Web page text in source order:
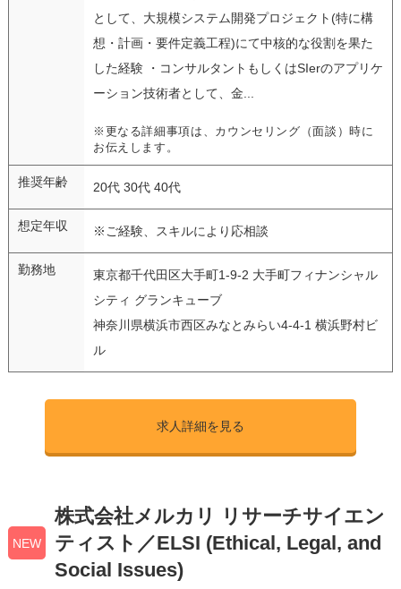
として、大規模システム開発プロジェクト(特に構
想・計画・要件定義工程)にて中核的な役割を果た
した経験 ・コンサルタントもしくはSIerのアプリケ
ーション技術者として、金...
※更なる詳細事項は、カウンセリング（面談）時に
お伝えします。
推奨年齢 20代 30代 40代
想定年収 ※ご経験、スキルにより応相談
勤務地
東京都千代田区大手町1-9-2 大手町フィナンシャル
シティ グランキューブ
神奈川県横浜市西区みなとみらい4-4-1 横浜野村ビ
ル
求人詳細を見る
NEW
株式会社メルカリ リサーチサイエン
ティスト／ELSI (Ethical, Legal, and
Social Issues)